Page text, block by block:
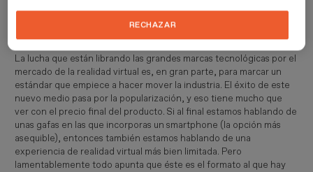
1. Sin un estándar, vamos a mínimos.
La lucha que están librando las grandes marcas tecnológicas por el
mercado de la realidad virtual es, en gran parte, para marcar un
estándar que empiece a hacer mover la industria. El éxito de este
nuevo medio pasa por la popularización, y eso tiene mucho que
ver con el precio final del producto. Si al final estamos hablando de
unas gafas en las que incorporas un smartphone (la opción más
asequible), entonces también estamos hablando de una
experiencia de realidad virtual más bien limitada. Pero
lamentablemente todo apunta que éste es el formato al que hay
RECHAZAR